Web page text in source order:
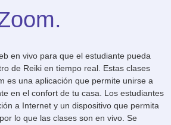
en vivo para que el estudiante pueda
de Reiki en tiempo real. Estas clases
es una aplicación que permite unirse a
en el confort de tu casa. Los estudiantes
a Internet y un dispositivo que permita
lo que las clases son en vivo. Se